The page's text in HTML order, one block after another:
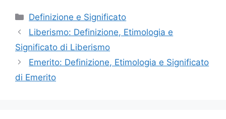
Categorie
Definizione e Significato
Liberismo: Definizione, Etimologia e
Significato di Liberismo
Emerito: Definizione, Etimologia e Significato
di Emerito